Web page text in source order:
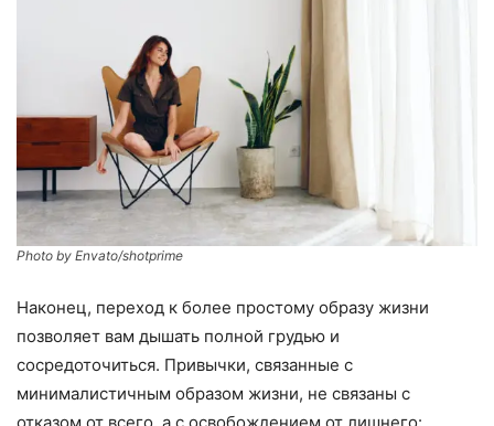
Photo by Envato/shotprime
Наконец, переход к более простому образу жизни
позволяет вам дышать полной грудью и
сосредоточиться. Привычки, связанные с
минималистичным образом жизни, не связаны с